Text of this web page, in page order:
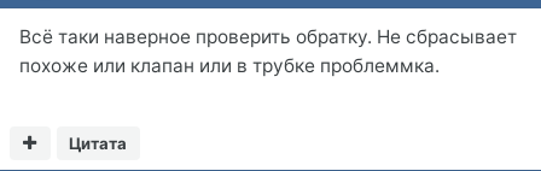
Всё таки наверное проверить обратку. Не сбрасывает
похоже или клапан или в трубке проблеммка.
Цитата